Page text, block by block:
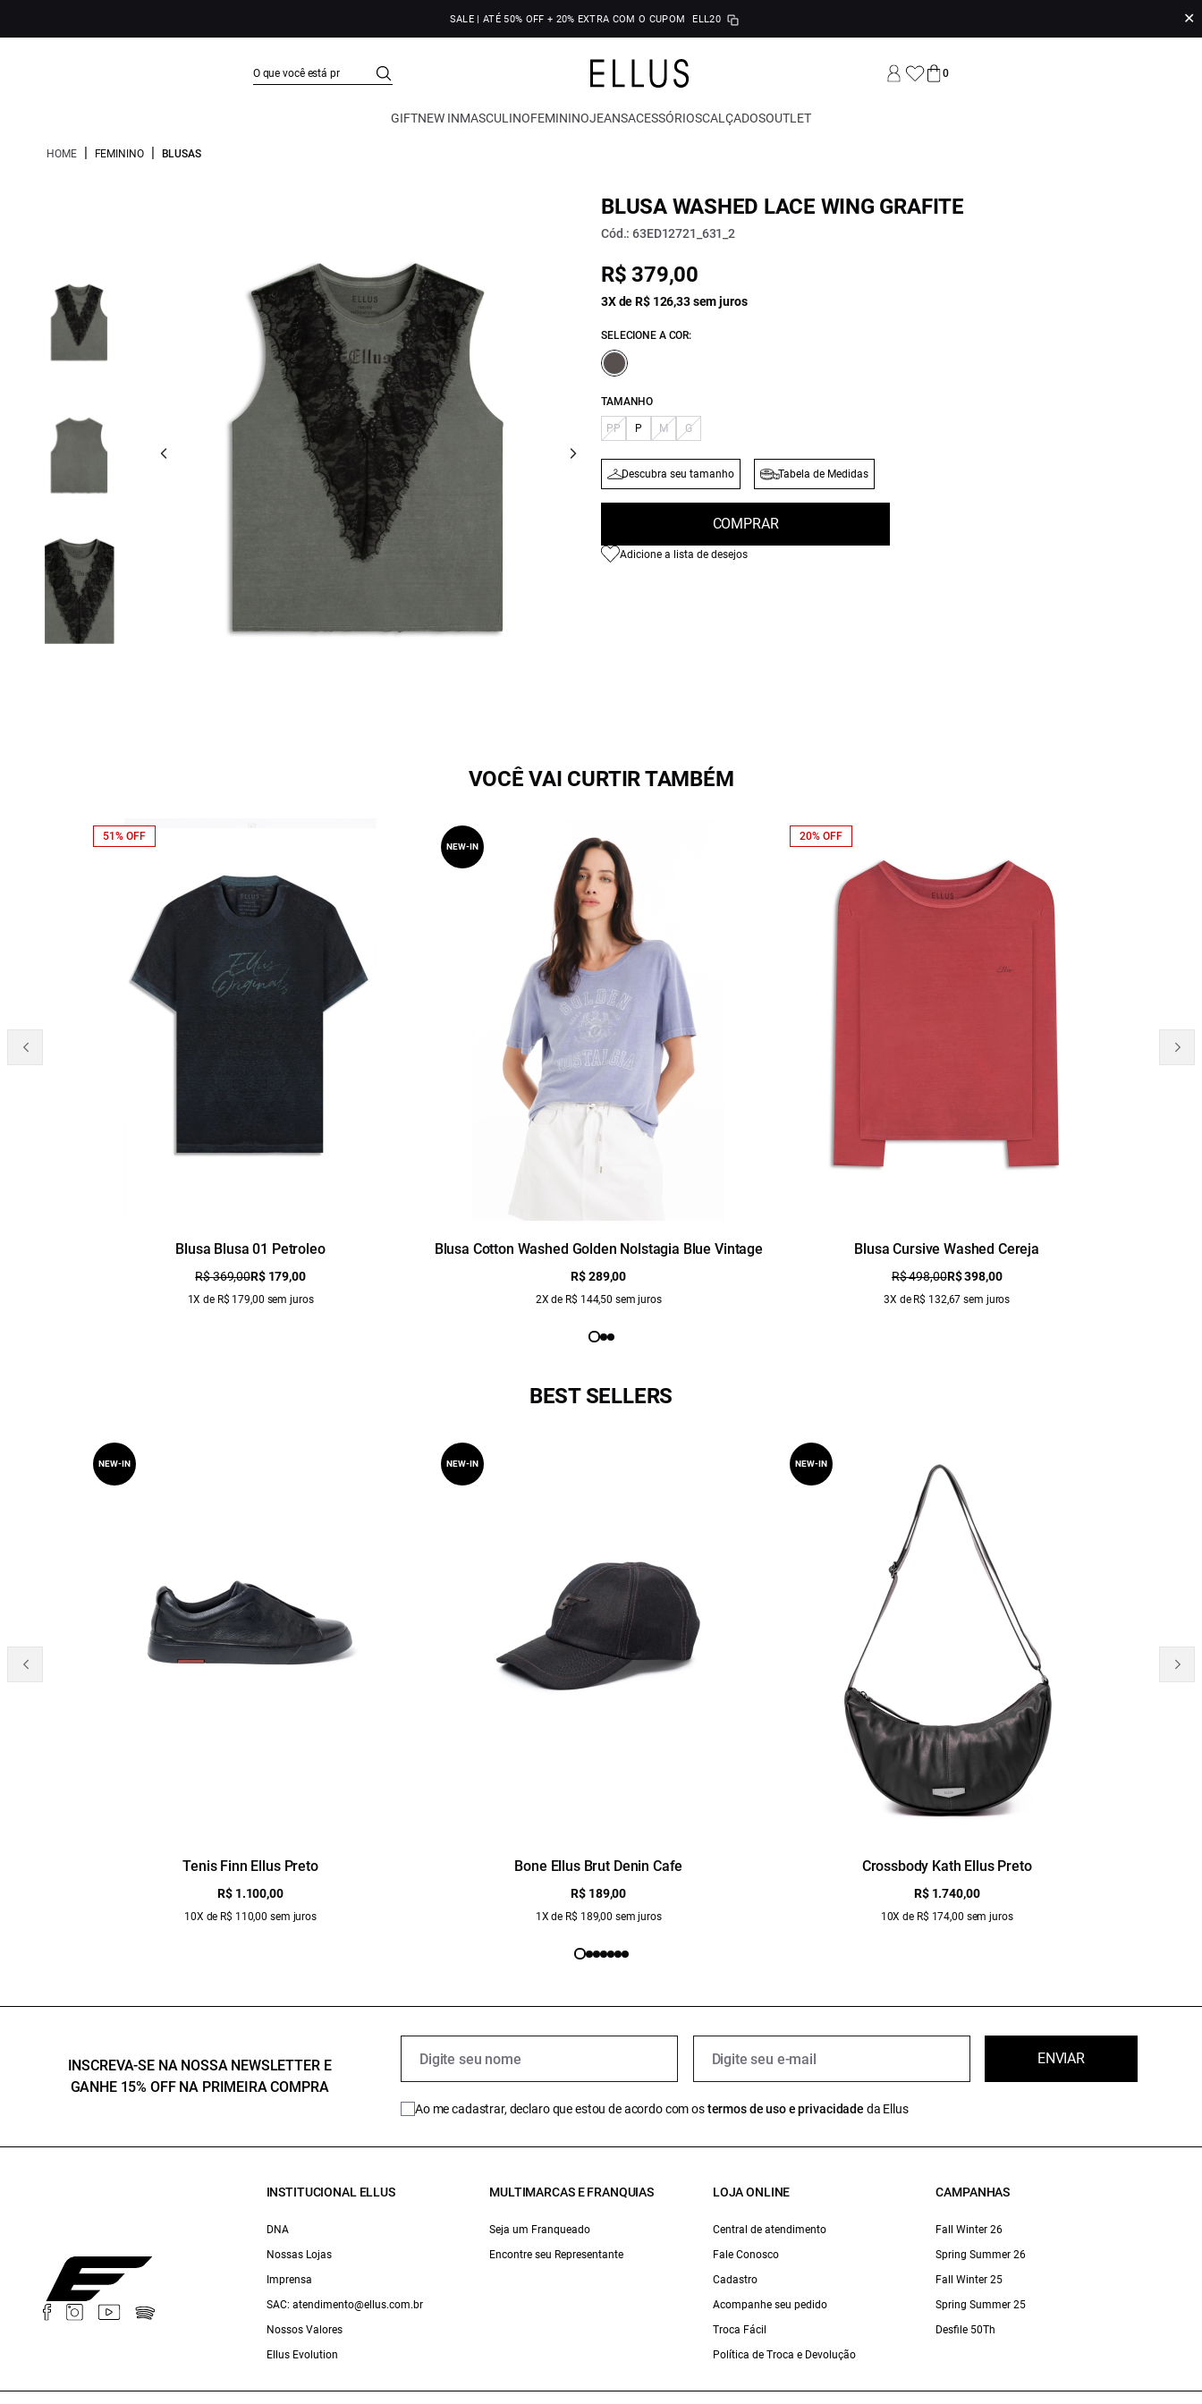
SALE | ATÉ 50% OFF + 20% EXTRA COM O CUPOM ELL20 ✕
0
GIFTNEW INMASCULINOFEMININOJEANSACESSÓRIOSCALÇADOSOUTLET
HOME | FEMININO | BLUSAS
BLUSA WASHED LACE WING GRAFITE
Cód.: 63ED12721_631_2
R$ 379,00
3X de R$ 126,33 sem juros
SELECIONE A COR:
TAMANHO
PP P M G
Descubra seu tamanho Tabela de Medidas
COMPRAR
Adicione a lista de desejos
VOCÊ VAI CURTIR TAMBÉM
Blusa Blusa 01 Petroleo
R$ 369,00R$ 179,00
1X de R$ 179,00 sem juros
51% OFF
Blusa Cotton Washed Golden Nolstagia Blue Vintage
R$ 289,00
2X de R$ 144,50 sem juros
NEW-IN
Blusa Cursive Washed Cereja
R$ 498,00R$ 398,00
3X de R$ 132,67 sem juros
20% OFF
BEST SELLERS
Tenis Finn Ellus Preto
R$ 1.100,00
10X de R$ 110,00 sem juros
NEW-IN
Bone Ellus Brut Denin Cafe
R$ 189,00
1X de R$ 189,00 sem juros
NEW-IN
Crossbody Kath Ellus Preto
R$ 1.740,00
10X de R$ 174,00 sem juros
NEW-IN
INSCREVA-SE NA NOSSA NEWSLETTER E
GANHE 15% OFF NA PRIMEIRA COMPRA
ENVIAR
Ao me cadastrar, declaro que estou de acordo com ostermos de uso e privacidade da Ellus
INSTITUCIONAL ELLUS
DNA
Nossas Lojas
Imprensa
SAC: atendimento@ellus.com.br
Nossos Valores
Ellus Evolution
MULTIMARCAS E FRANQUIAS
Seja um Franqueado
Encontre seu Representante
LOJA ONLINE
Central de atendimento
Fale Conosco
Cadastro
Acompanhe seu pedido
Troca Fácil
Política de Troca e Devolução
CAMPANHAS
Fall Winter 26
Spring Summer 26
Fall Winter 25
Spring Summer 25
Desfile 50Th